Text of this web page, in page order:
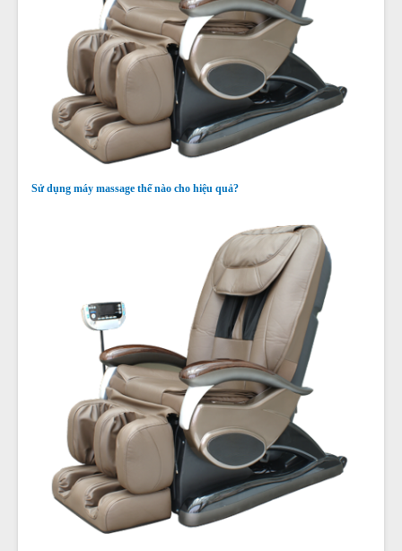
Sử dụng máy massage thế nào cho hiệu quả?